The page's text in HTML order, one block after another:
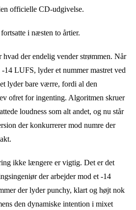
officielle CD-udgivelse.
i næsten to årtier.
hvad der endelig vender strømmen. Når
14 LUFS, lyder et nummer mastret ved
lyder bare værre, fordi al den
ofret for ingenting. Algoritmen skruer
loudness som alt andet, og nu står
der konkurrerer mod numre der
ikke længere er vigtig. Det er det
der arbejder mod et -14
der lyder punchy, klart og højt nok
den dynamiske intention i mixet